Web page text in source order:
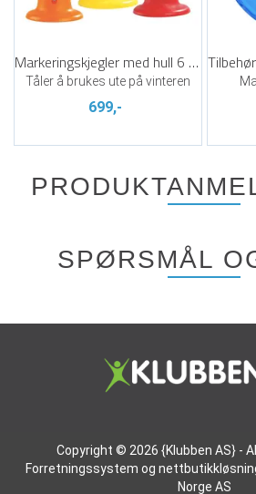
Markeringskjegler med hull 6 stk | 32 cm
Tåler å brukes ute på vinteren
699,-
SPØRSMÅL
Copyright © 2026 {Klubben AS} -
Forretningssystem og
Norge AS